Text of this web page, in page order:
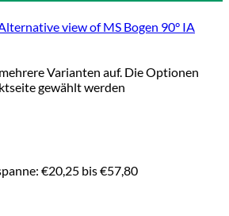
Varianten auf. Die Optionen
gewählt werden
€20,25 bis €57,80